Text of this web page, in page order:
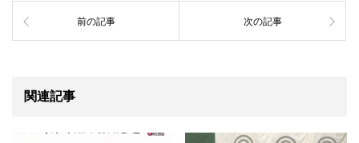
前の記事 次の記事
関連記事